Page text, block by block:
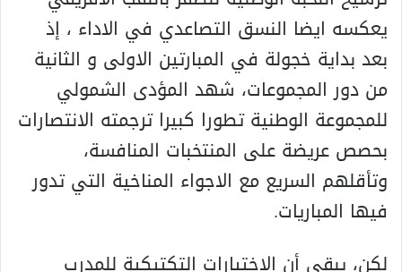
يعكسه ايضا النسق التصاعدي في الاداء ، إذ
بعد بداية خجولة في المبارتين الاولى و الثانية
من دور المجموعات، شهد المؤدى الشمولي
للمجموعة الوطنية تطورا كبيرا ترجمته الانتصارات
بحصص عريضة على المنتخبات المنافسة،
وتأقلهم السريع مع الاجواء المناخية التي تدور
فيها المباريات.
لكن، يبقى أن الاختيارات التكتيكية للمدرب